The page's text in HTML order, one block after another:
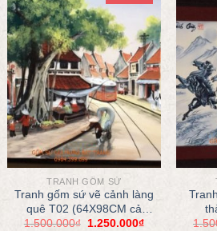
TRANH GỐM SỨ
Tranh gốm sứ vẽ cảnh làng
quê T02 (64X98CM cả
khung)
1.500.000₫ 1.250.000₫